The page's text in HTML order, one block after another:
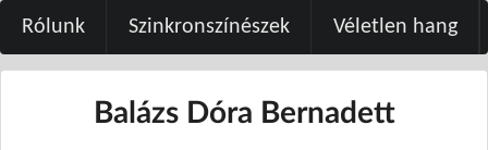
Rólunk Szinkronszínészek Véletlen hang
Balázs Dóra Bernadett